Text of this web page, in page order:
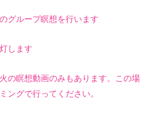
グループ瞑想を行います
します
の瞑想動画のみもあります。この場
ングで行ってください。